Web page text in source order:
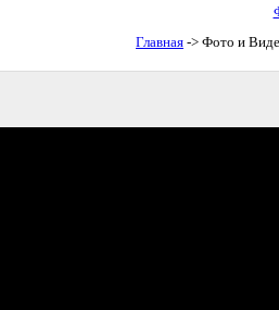
Главная -> Фото и